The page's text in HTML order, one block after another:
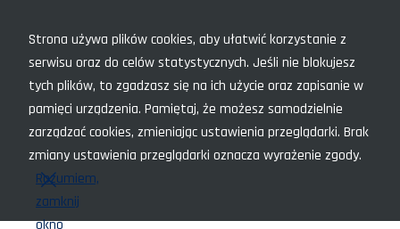
Strona używa plików cookies, aby ułatwić korzystanie z
serwisu oraz do celów statystycznych. Jeśli nie blokujesz
tych plików, to zgadzasz się na ich użycie oraz zapisanie w
pamięci urządzenia. Pamiętaj, że możesz samodzielnie
zarządzać cookies, zmieniając ustawienia przeglądarki. Brak
zmiany ustawienia przeglądarki oznacza wyrażenie zgody.
Rozumiem,
zamknij